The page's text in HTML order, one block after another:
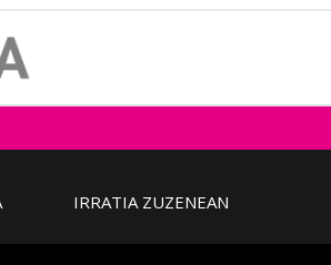
IRRATIA ZUZENEAN